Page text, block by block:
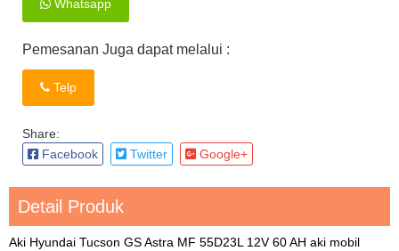
Whatsapp
Pemesanan Juga dapat melalui :
Telp
Share:
Facebook
Twitter Google+
Detail Produk
Aki Hyundai Tucson GS Astra MF 55D23L 12V 60 AH aki mobil